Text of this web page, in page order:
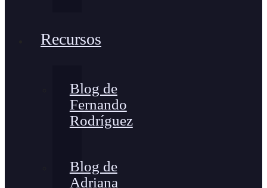
Recursos
Blog de
Fernando
Rodríguez
Blog de
Adriana